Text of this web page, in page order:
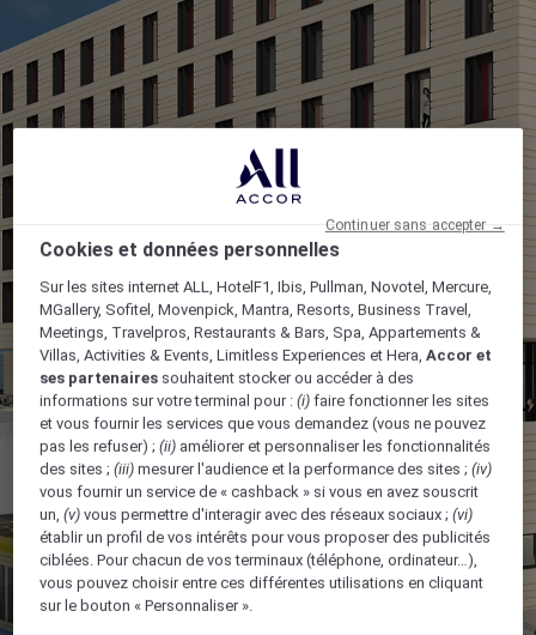
Cookies et données personnelles
Sur les sites internet ALL, HotelF1, Ibis, Pullman, Novotel, Mercure,
MGallery, Sofitel, Movenpick, Mantra, Resorts, Business Travel,
Meetings, Travelpros, Restaurants & Bars, Spa, Appartements &
Villas, Activities & Events, Limitless Experiences et Hera,Accor et
ses partenaires souhaitent stocker ou accéder à des
informations sur votre terminal pour :(i) faire fonctionner les sites
et vous fournir les services que vous demandez (vous ne pouvez
pas les refuser) ;(ii) améliorer et personnaliser les fonctionnalités
des sites ;(iii) mesurer l'audience et la performance des sites ;(iv)
vous fournir un service de « cashback » si vous en avez souscrit
un,(v) vous permettre d'interagir avec des réseaux sociaux ;(vi)
établir un profil de vos intérêts pour vous proposer des publicités
ciblées. Pour chacun de vos terminaux (téléphone, ordinateur…),
vous pouvez choisir entre ces différentes utilisations en cliquant
sur le bouton « Personnaliser ».
Continuer sans accepter →